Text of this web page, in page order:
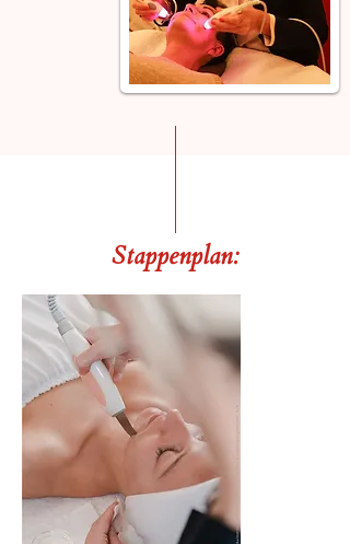
Stappenplan: